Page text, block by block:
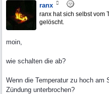
ranx
ranx hat sich selbst vom
gelöscht.
moin,
wie schalten die ab?
Wenn die Temperatur zu hoch am
Zündung unterbrochen?